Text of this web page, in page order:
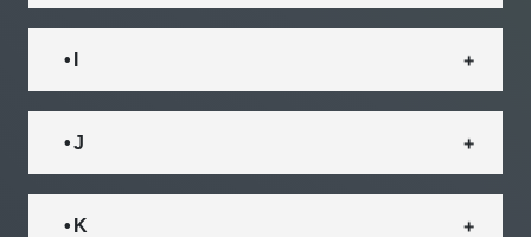
• I
• J
• K